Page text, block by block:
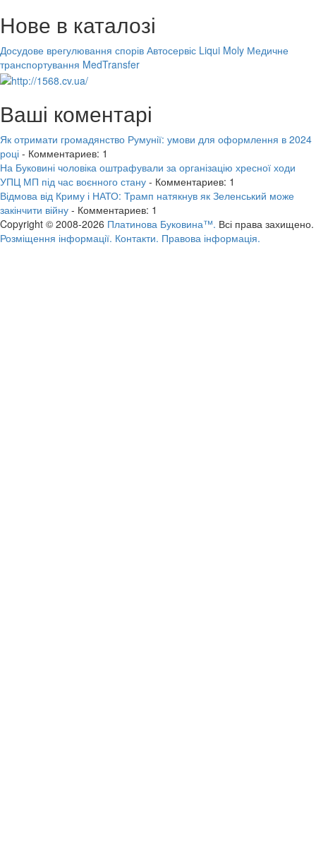
Нове в каталозі
Досудове врегулювання спорів Автосервіс Liqui Moly Медичне
транспортування MedTransfer
Ваші коментарі
Як отримати громадянство Румунії: умови для оформлення в 2024
році - Комментариев: 1
На Буковині чоловіка оштрафували за організацію хресної ходи
УПЦ МП під час воєнного стану - Комментариев: 1
Відмова від Криму і НАТО: Трамп натякнув як Зеленський може
закінчити війну - Комментариев: 1
Copyright © 2008-2026 Платинова Буковина™. Всі права захищено.
Розміщення інформації. Контакти. Правова інформація.